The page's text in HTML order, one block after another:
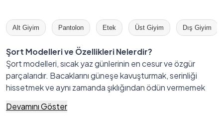
Alt Giyim Pantolon Etek Üst Giyim Dış Giyim
Şort Modelleri ve Özellikleri Nelerdir?
Şort modelleri, sıcak yaz günlerinin en cesur ve özgür
parçalarıdır. Bacaklarını güneşe kavuşturmak, serinliği
hissetmek ve aynı zamanda şıklığından ödün vermemek
sadece rahatlık değil, aynı zamanda kişisel tarzını en canlı
Devamını Göster